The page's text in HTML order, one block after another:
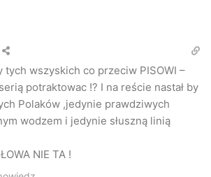
tych wszyskich co przeciw PISOWI –
potraktowac !? I na reście nastał by
Polaków ,jedynie prawdziwych
wodzem i jedynie słuszną linią
NIE TA !